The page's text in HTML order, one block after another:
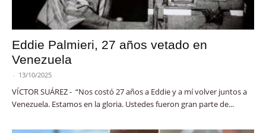
Eddie Palmieri, 27 años vetado en
Venezuela
- 13/10/2025
VÍCTOR SUÁREZ - “Nos costó 27 años a Eddie y a mí volver juntos a
Venezuela. Estamos en la gloria. Ustedes fueron gran parte de...